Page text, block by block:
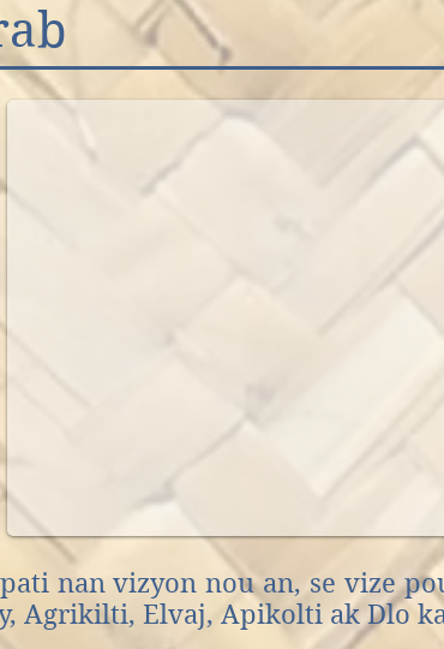
Vista aerea Misión y Orfanato
nan vizyon nou an, se vize
Agrikilti, Elvaj, Apikolti ak Dlo